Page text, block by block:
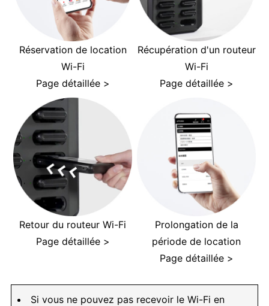
Réservation de location
Wi-Fi
Page détaillée >
Récupération d'un routeur
Wi-Fi
Page détaillée >
Retour du routeur Wi-Fi
Page détaillée >
Prolongation de la
période de location
Page détaillée >
Si vous ne pouvez pas recevoir le Wi-Fi en